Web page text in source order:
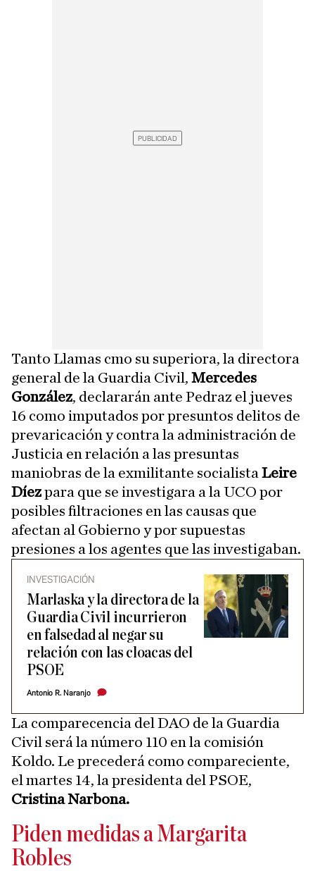
Tanto Llamas cmo su superiora, la directora
general de la Guardia Civil, Mercedes
González, declararán ante Pedraz el jueves
16 como imputados por presuntos delitos de
prevaricación y contra la administración de
Justicia en relación a las presuntas
maniobras de la exmilitante socialista Leire
Díezpara que se investigara a la UCO por
posibles filtraciones en las causas que
afectan al Gobierno y por supuestas
presiones a los agentes que las investigaban.
INVESTIGACIÓN
Marlaska y la directora de la
Guardia Civil incurrieron
en falsedad al negar su
relación con las cloacas del
PSOE
Antonio R. Naranjo
La comparecencia del DAO de la Guardia
Civil será la número 110 en la comisión
Koldo. Le precederá como compareciente,
el martes 14, la presidenta del PSOE,
Cristina Narbona.
Piden medidas a Margarita
Robles